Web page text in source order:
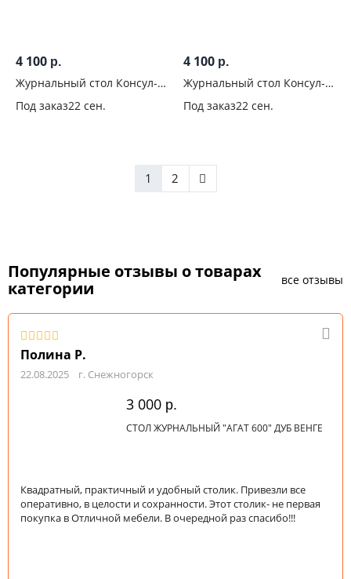
4 100 р.
Журнальный стол Консул-4
Под заказ22 сен.
4 100 р.
Журнальный стол Консул-4
Под заказ22 сен.
1 2
Популярные отзывы о товарах
категории
все отзывы
Полина Р.
22.08.2025 г. Снежногорск
3 000 р.
СТОЛ ЖУРНАЛЬНЫЙ "АГАТ 600" ДУБ ВЕНГЕ
Квадратный, практичный и удобный столик. Привезли все
оперативно, в целости и сохранности. Этот столик- не первая
покупка в Отличной мебели. В очередной раз спасибо!!!